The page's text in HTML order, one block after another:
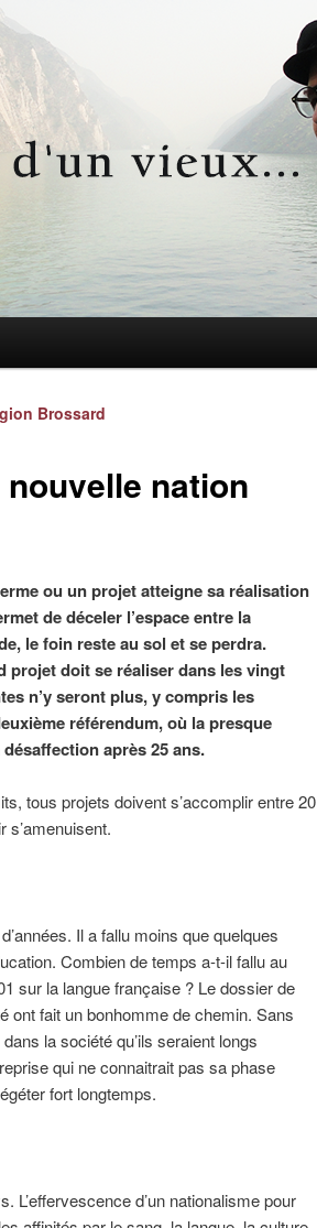
nouvelle nation
Brossard
ou un projet atteigne sa réalisation
de déceler l’espace entre la
le foin reste au sol et se perdra.
projet doit se réaliser dans les vingt
n’y seront plus, y compris les
référendum, où la presque
après 25 ans.
tous projets doivent s’accomplir entre 20
s’amenuisent.
Il a fallu moins que quelques
Combien de temps a-t-il fallu au
sur la langue française ? Le dossier de
ont fait un bonhomme de chemin. Sans
la société qu’ils seraient longs
qui ne connaitrait pas sa phase
fort longtemps.
L’effervescence d’un nationalisme pour